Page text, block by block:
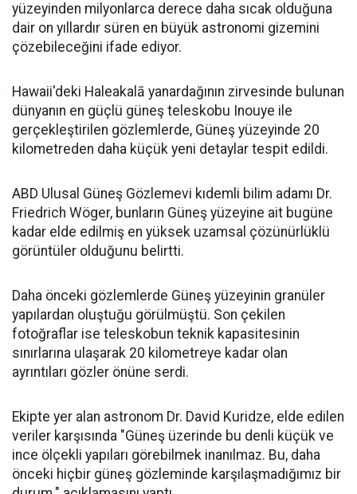
yüzeyinden milyonlarca derece daha sıcak olduğuna
dair on yıllardır süren en büyük astronomi gizemini
çözebileceğini ifade ediyor.
Hawaii'deki Haleakalā yanardağının zirvesinde bulunan
dünyanın en güçlü güneş teleskobu Inouye ile
gerçekleştirilen gözlemlerde, Güneş yüzeyinde 20
kilometreden daha küçük yeni detaylar tespit edildi.
ABD Ulusal Güneş Gözlemevi kıdemli bilim adamı Dr.
Friedrich Wöger, bunların Güneş yüzeyine ait bugüne
kadar elde edilmiş en yüksek uzamsal çözünürlüklü
görüntüler olduğunu belirtti.
Daha önceki gözlemlerde Güneş yüzeyinin granüler
yapılardan oluştuğu görülmüştü. Son çekilen
fotoğraflar ise teleskobun teknik kapasitesinin
sınırlarına ulaşarak 20 kilometreye kadar olan
ayrıntıları gözler önüne serdi.
Ekipte yer alan astronom Dr. David Kuridze, elde edilen
veriler karşısında "Güneş üzerinde bu denli küçük ve
ince ölçekli yapıları görebilmek inanılmaz. Bu, daha
önceki hiçbir güneş gözleminde karşılaşmadığımız bir